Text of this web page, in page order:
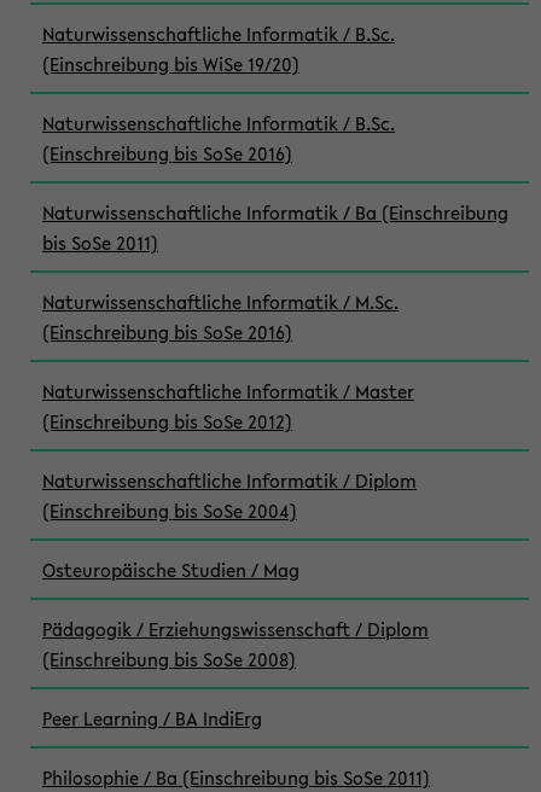
Naturwissenschaftliche Informatik / B.Sc.
(Einschreibung bis WiSe 19/20)
Naturwissenschaftliche Informatik / B.Sc.
(Einschreibung bis SoSe 2016)
Naturwissenschaftliche Informatik / Ba (Einschreibung
bis SoSe 2011)
Naturwissenschaftliche Informatik / M.Sc.
(Einschreibung bis SoSe 2016)
Naturwissenschaftliche Informatik / Master
(Einschreibung bis SoSe 2012)
Naturwissenschaftliche Informatik / Diplom
(Einschreibung bis SoSe 2004)
Osteuropäische Studien / Mag
Pädagogik / Erziehungswissenschaft / Diplom
(Einschreibung bis SoSe 2008)
Peer Learning / BA IndiErg
Philosophie / Ba (Einschreibung bis SoSe 2011)